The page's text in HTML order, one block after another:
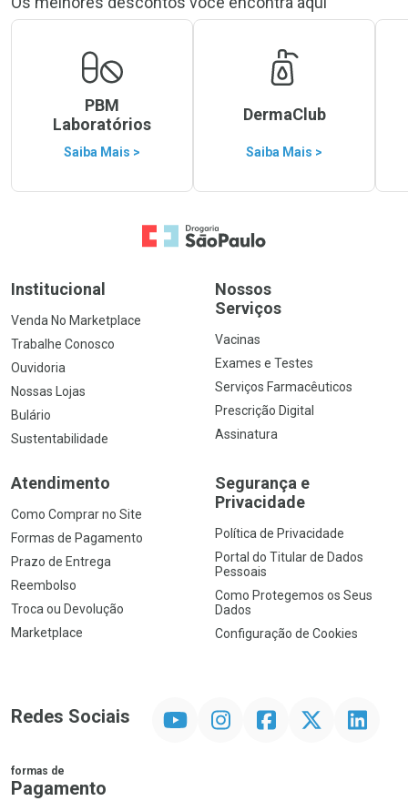
PBM
Laboratórios
Saiba Mais >
DermaClub
Saiba Mais >
Ir para a Home
Institucional
Venda No Marketplace
Trabalhe Conosco
Ouvidoria
Nossas Lojas
Bulário
Sustentabilidade
Nossos
Serviços
Vacinas
Exames e Testes
Serviços Farmacêuticos
Prescrição Digital
Assinatura
Atendimento
Como Comprar no Site
Formas de Pagamento
Prazo de Entrega
Reembolso
Troca ou Devolução
Marketplace
Segurança e
Privacidade
Política de Privacidade
Portal do Titular de Dados
Pessoais
Como Protegemos os Seus
Dados
Configuração de Cookies
Redes Sociais InstagramFacebookTwitter Linkedin
formas de
Pagamento